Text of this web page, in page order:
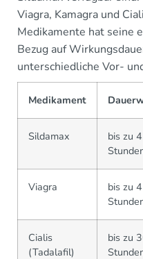
Viagra, Kamagra und
Medikamente hat seine
Bezug auf
unterschiedliche Vor-
Medikament
Sildamax
bis zu 4
Viagra
bis zu 4
Cialis
(Tadalafil)
bis zu